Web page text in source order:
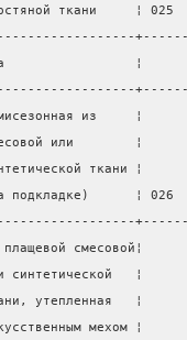
ткани
¦
из
или
подкладке)
плащевой
синтетической
утепленная